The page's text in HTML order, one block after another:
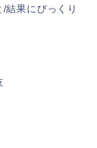
結果にびっくり